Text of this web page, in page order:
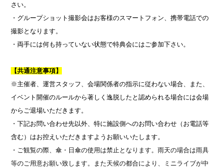
さい。
・グループショット撮影会はお客様のスマートフォン、携帯電話での
撮影となります。
・両手には何も持っていない状態で特典会にはご参加下さい。
【共通注意事項】
※主催者、運営スタッフ、会場関係者の指示に従わない場合、また、
イベント開催のルールから著しく逸脱したと認められる場合には会場
からご退場いただきます。
・下記お問い合わせ先以外、特に施設側へのお問い合わせ（お電話等
含む）はお控えいただきますようお願いいたします。
・ ご観覧の際、傘・日傘の使用は禁止となります。雨天の場合は雨具
等のご用意お願い致します。また天候の都合により、ミニライブが中